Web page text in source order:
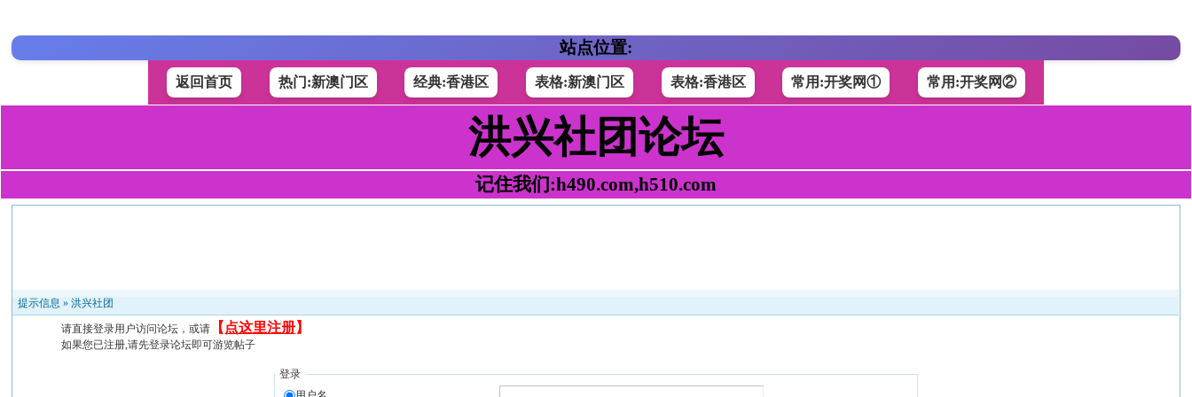
站点位置:
返回首页 热门:新澳门区 经典:香港区 表格:新澳门区 表格:香港区 常用:开奖网① 常用:开奖网②
洪兴社团论坛
记住我们:h490.com,h510.com
提示信息 »洪兴社团
请直接登录用户访问论坛，或请 【 点这里注册】
如果您已注册,请先登录论坛即可游览帖子
登录